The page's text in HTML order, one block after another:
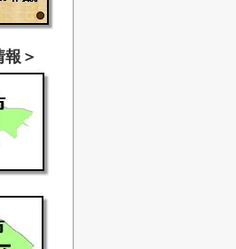
＞